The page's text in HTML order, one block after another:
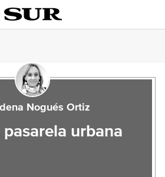
Nogués Ortiz
pasarela urbana